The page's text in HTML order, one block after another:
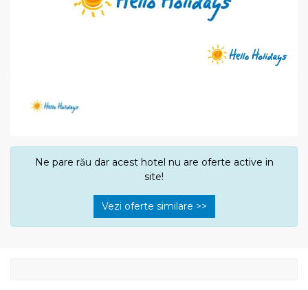
Ne pare rău dar acest hotel nu are oferte active in
site!
Vezi oferte similare >>